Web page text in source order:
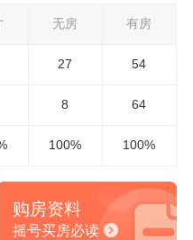
无房 有房
27 54
8 64
100% 100%
购房资料
摇号买房必读